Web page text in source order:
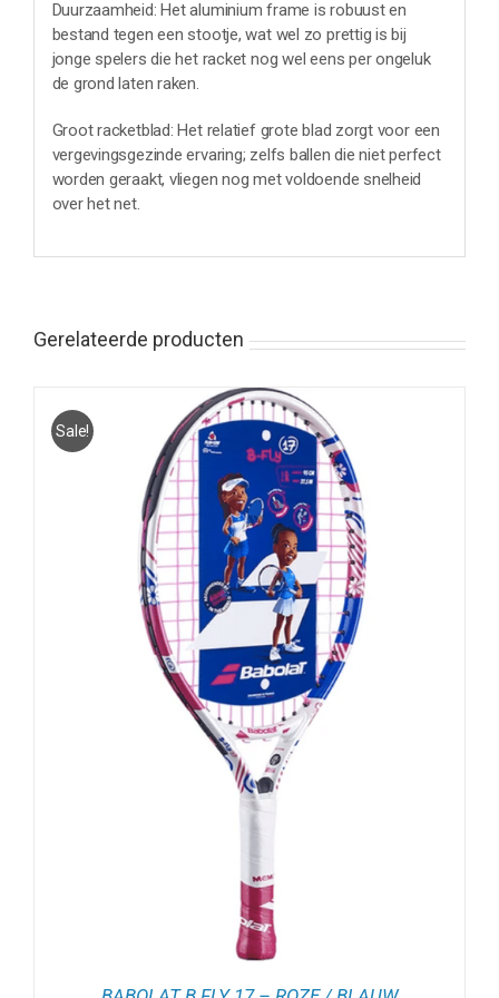
Duurzaamheid: Het aluminium frame is robuust en
bestand tegen een stootje, wat wel zo prettig is bij
jonge spelers die het racket nog wel eens per ongeluk
de grond laten raken.
Groot racketblad: Het relatief grote blad zorgt voor een
vergevingsgezinde ervaring; zelfs ballen die niet perfect
worden geraakt, vliegen nog met voldoende snelheid
over het net.
Gerelateerde producten
Sale!